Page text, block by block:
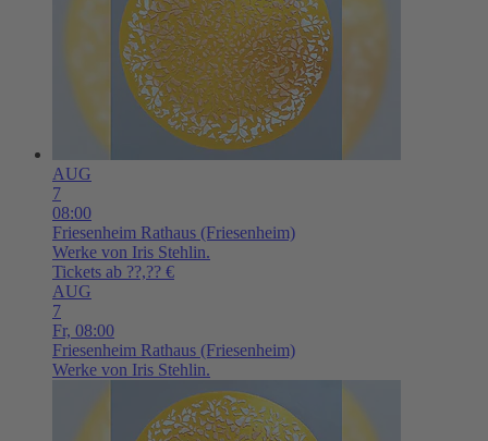
AUG
7
08:00
Friesenheim Rathaus (Friesenheim)
Werke von Iris Stehlin.
Tickets ab ??,?? €
AUG
7
Fr, 08:00
Friesenheim Rathaus (Friesenheim)
Werke von Iris Stehlin.